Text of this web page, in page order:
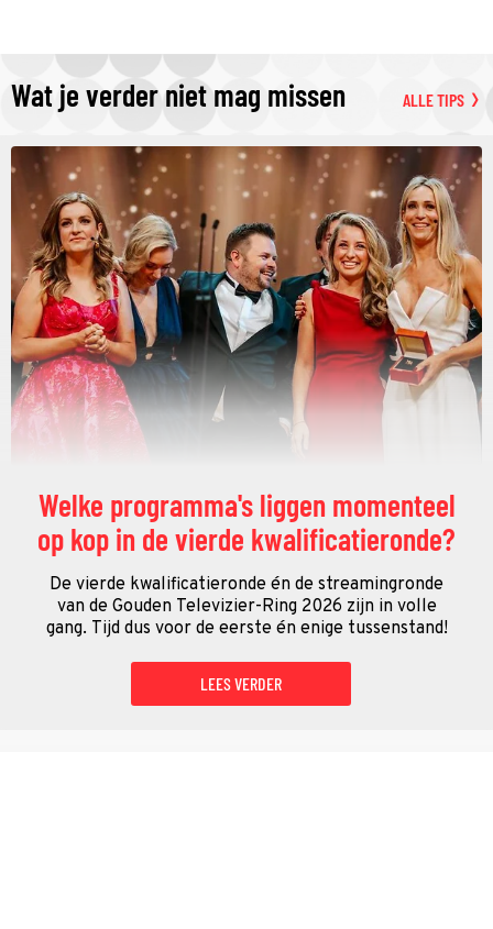
Wat je verder niet mag missen ALLE TIPS
Welke programma's liggen momenteel
op kop in de vierde kwalificatieronde?
De vierde kwalificatieronde én de streamingronde
van de Gouden Televizier-Ring 2026 zijn in volle
gang. Tijd dus voor de eerste én enige tussenstand!
LEES VERDER